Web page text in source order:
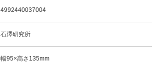
4992440037004
石澤研究所
幅95×高さ135mm